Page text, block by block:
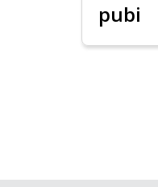
pubi